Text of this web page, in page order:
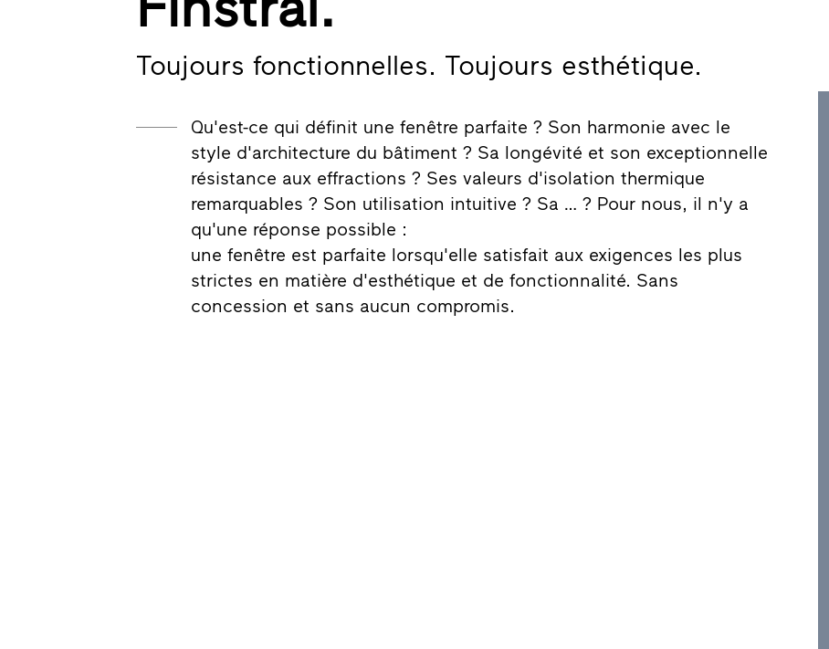
Toujours fonctionnelles. Toujours esthétique.
Qu'est-ce qui définit une fenêtre parfaite ? Son harmonie avec le
style d'architecture du bâtiment ? Sa longévité et son exceptionnelle
résistance aux effractions ? Ses valeurs d'isolation thermique
remarquables ? Son utilisation intuitive ? Sa … ? Pour nous, il n'y a
qu'une réponse possible :
une fenêtre est parfaite lorsqu'elle satisfait aux exigences les plus
strictes en matière d'esthétique et de fonctionnalité. Sans
concession et sans aucun compromis.